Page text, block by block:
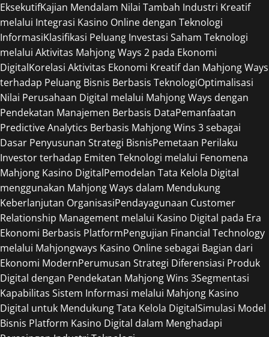
EksekutifKajian Mendalam Nilai Tambah Industri Kreatif
melalui Integrasi Kasino Online dengan Teknologi
InformasiKlasifikasi Peluang Investasi Saham Teknologi
melalui Aktivitas Mahjong Ways 2 pada Ekonomi
DigitalKorelasi Aktivitas Ekonomi Kreatif dan Mahjong Ways
terhadap Peluang Bisnis Berbasis TeknologiOptimalisasi
Nilai Perusahaan Digital melalui Mahjong Ways dengan
Pendekatan Manajemen Berbasis DataPemanfaatan
Predictive Analytics Berbasis Mahjong Wins 3 sebagai
Dasar Penyusunan Strategi BisnisPemetaan Perilaku
Investor terhadap Emiten Teknologi melalui Fenomena
Mahjong Kasino DigitalPemodelan Tata Kelola Digital
menggunakan Mahjong Ways dalam Mendukung
Keberlanjutan OrganisasiPendayagunaan Customer
Relationship Management melalui Kasino Digital pada Era
Ekonomi Berbasis PlatformPengujian Financial Technology
melalui Mahjongways Kasino Online sebagai Bagian dari
Ekonomi ModernPerumusan Strategi Diferensiasi Produk
Digital dengan Pendekatan Mahjong Wins 3Segmentasi
Kapabilitas Sistem Informasi melalui Mahjong Kasino
Digital untuk Mendukung Tata Kelola DigitalSimulasi Model
Bisnis Platform Kasino Digital dalam Menghadapi